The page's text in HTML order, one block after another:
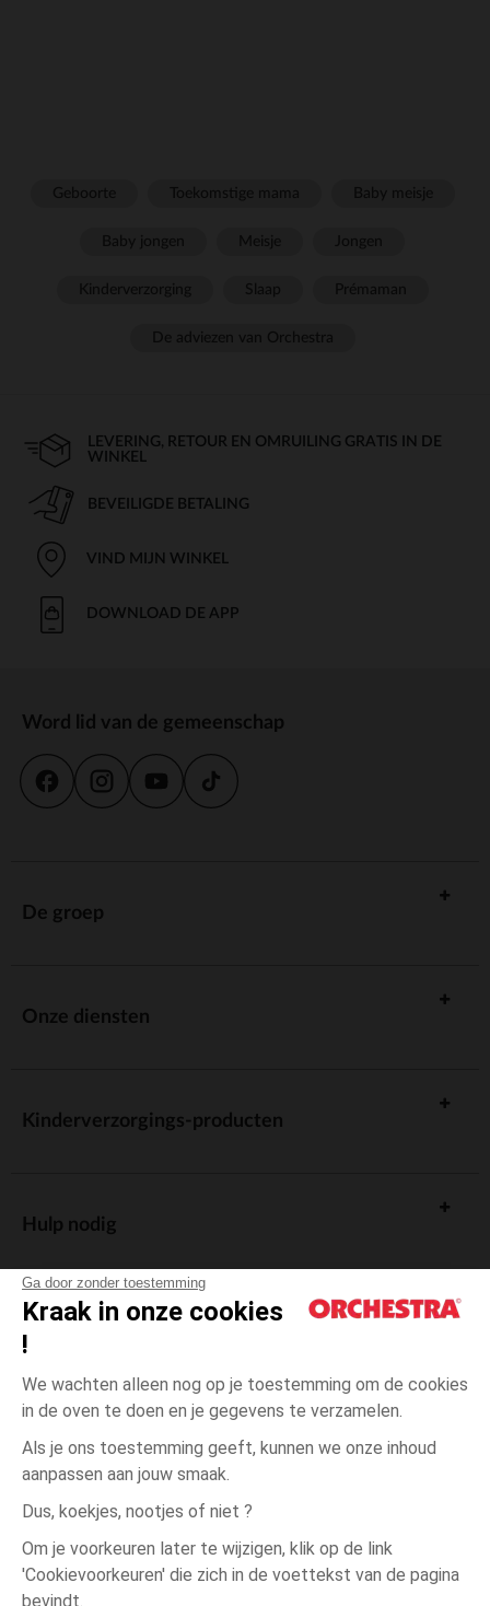
Ga door zonder toestemming
Kraak in onze cookies
!
We wachten alleen nog op je toestemming om de cookies
in de oven te doen en je gegevens te verzamelen.
Als je ons toestemming geeft, kunnen we onze inhoud
aanpassen aan jouw smaak.
Dus, koekjes, nootjes of niet ?
Om je voorkeuren later te wijzigen, klik op de link
'Cookievoorkeuren' die zich in de voettekst van de pagina
bevindt.
Ecru Ecru
3
LEVERING, RETOUR EN OMRUILING GRATIS IN DE
WINKEL
BEVEILIGDE BETALING
VIND MIJN WINKEL
DOWNLOAD DE APP
Word lid van de gemeenschap
De groep
Onze diensten
Kinderverzorgings-producten
Hulp nodig
Algemene verkoopsvoorwaarden
Wettelijke bepalingen
Persoonsgegevens